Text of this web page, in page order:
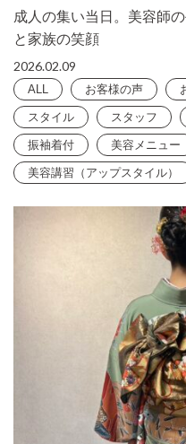
成人の集い当日。美容師
と家族の笑顔
2026.02.09
ALL お客様の声
スタイル スタッフ
振袖着付 美容メニュー
美容講習（アップスタイル）